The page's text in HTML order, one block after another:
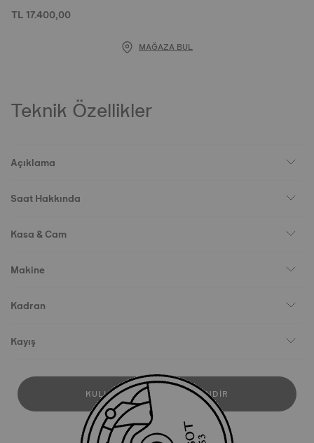
TL 17.400,00
MAĞAZA BUL
Teknik Özellikler
Açıklama
Saat Hakkında
Kasa & Cam
Makine
Kadran
Kayış
KULLANICI KILAVUZUNU İNDIR